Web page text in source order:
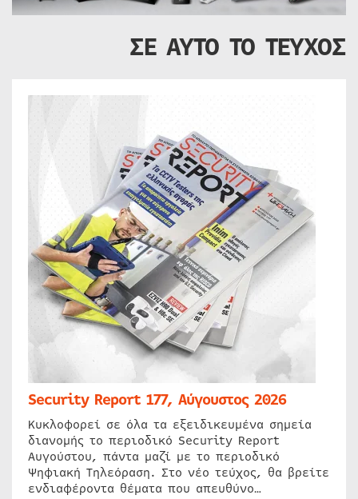
ΣΕ ΑΥΤΟ ΤΟ ΤΕΥΧΟΣ
Security Report 177, Αύγουστος 2026
Κυκλοφορεί σε όλα τα εξειδικευμένα σημεία
διανομής το περιοδικό Security Report
Αυγούστου, πάντα μαζί με το περιοδικό
Ψηφιακή Τηλεόραση. Στο νέο τεύχος, θα βρείτε
ενδιαφέροντα θέματα που απευθύνο…